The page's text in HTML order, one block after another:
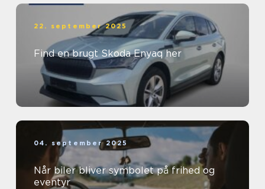
22. september 2025
Find en brugt Skoda Enyaq her
04. september 2025
Når biler bliver symbolet på frihed og
eventyr